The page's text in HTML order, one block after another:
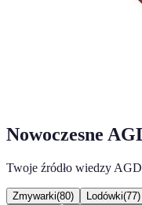
Nowoczesne
Twoje źródło wiedzy AGD
Zmywarki(80) Lodówki(77)